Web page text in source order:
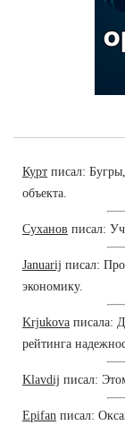
Курт писал:
объекта.
Суханов писал:
Januarij писал:
экономику.
Krjukova писала:
рейтинга
Klavdij писал:
Epifan писал: